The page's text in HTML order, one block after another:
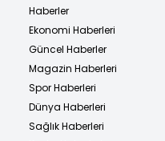
Haberler
Ekonomi Haberleri
Güncel Haberler
Magazin Haberleri
Spor Haberleri
Dünya Haberleri
Sağlık Haberleri